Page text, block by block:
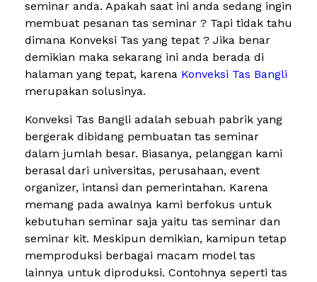
seminar anda. Apakah saat ini anda sedang ingin
membuat pesanan tas seminar ? Tapi tidak tahu
dimana Konveksi Tas yang tepat ? Jika benar
demikian maka sekarang ini anda berada di
halaman yang tepat, karena Konveksi Tas Bangli
merupakan solusinya.
Konveksi Tas Bangli adalah sebuah pabrik yang
bergerak dibidang pembuatan tas seminar
dalam jumlah besar. Biasanya, pelanggan kami
berasal dari universitas, perusahaan, event
organizer, intansi dan pemerintahan. Karena
memang pada awalnya kami berfokus untuk
kebutuhan seminar saja yaitu tas seminar dan
seminar kit. Meskipun demikian, kamipun tetap
memproduksi berbagai macam model tas
lainnya untuk diproduksi. Contohnya seperti tas